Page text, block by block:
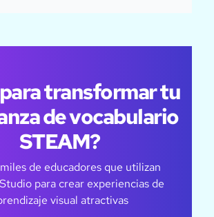
transformar tu
de vocabulario
STEAM?
de educadores que utilizan
para crear experiencias de
visual atractivas